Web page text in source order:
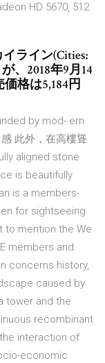
HD 5670, 512
ライン(Cities:
、2018年9月14
格は5,184円
by mod- ern
此外，在高樓聳
aligned stone
is beautifully
is a members-
for sightseeing
to mention the We
members and
concerns history,
caused by
tower and the
recombinant
interaction of
economic